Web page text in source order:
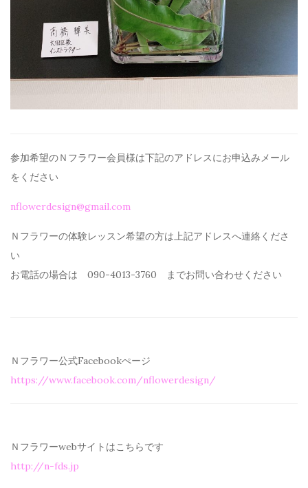
参加希望のＮフラワー会員様は下記のアドレスにお申込みメール
を ください
nflowerdesign@gmail.com
Ｎフラワーの体験レッスン希望の方は上記アドレスへ連絡くださ
い
お電話の場合は 090-4013-3760 までお問い合わせください
Ｎフラワー公式Facebookぺージ
https://www.facebook.com/nflowerdesign/
Ｎフラワーwebサイトはこちらです
http://n-fds.jp